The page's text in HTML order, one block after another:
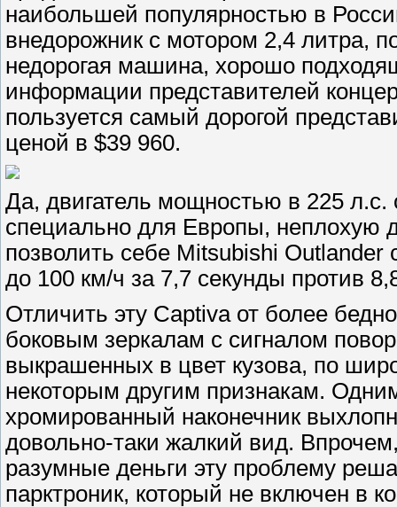
наибольшей популярностью в
внедорожник с мотором 2,4 литра,
недорогая машина, хорошо
информации представителей
пользуется самый дорогой
ценой в $39 960.
Да, двигатель мощностью в 225 л.с.
специально для Европы, неплохую
позволить себе Mitsubishi Outlander
до 100 км/ч за 7,7 секунды против
Отличить эту Captiva от более
боковым зеркалам с сигналом
выкрашенных в цвет кузова, по
некоторым другим признакам.
хромированный наконечник
довольно-таки жалкий вид.
разумные деньги эту проблему
парктроник, который не включен в